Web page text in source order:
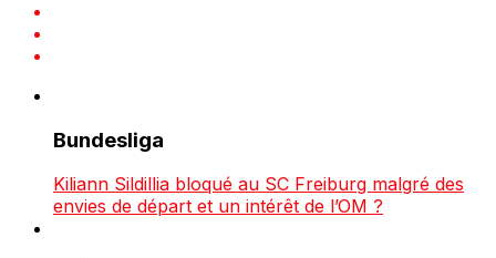
Bundesliga
Kiliann Sildillia bloqué au SC Freiburg malgré des
envies de départ et un intérêt de l’OM ?